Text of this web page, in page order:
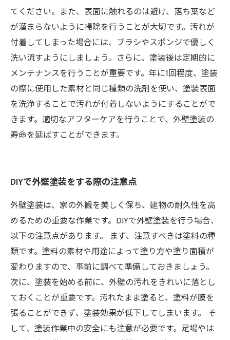
てください。また、表面に触れるのは避け、落ち葉など
が溜まらないように掃除を行うことが大切です。汚れが
付着してしまった場合には、ブラシやスポンジで優しく
洗い流すようにしましょう。さらに、塗装後は定期的に
メンテナンスを行うことが重要です。年に1回程度、塗装
の際に使用した素材と同じ種類の洗剤を使い、塗装表面
を洗浄することで汚れが付着しないようにすることがで
きます。適切なアフターケアを行うことで、外壁塗装の
寿命を延ばすことができます。
DIYで外壁塗装をする際の注意点
外壁塗装は、家の外観を美しく保ち、建物の耐久性を高
めるための重要な作業です。DIYで外壁塗装を行う場合、
以下の注意点があります。 まず、注意すべきは塗料の種
類です。塗料の素材や用途によって塗り方や塗り面積が
変わりますので、事前に調べて準備しておきましょう。
次に、塗装を始める前に、外壁の汚れをきれいに落とし
ておくことが重要です。汚れたまま塗ると、塗料が膜を
張ることができず、塗装効果が低下してしまいます。 そ
して、塗装作業中の安全にも注意が必要です。足場やは